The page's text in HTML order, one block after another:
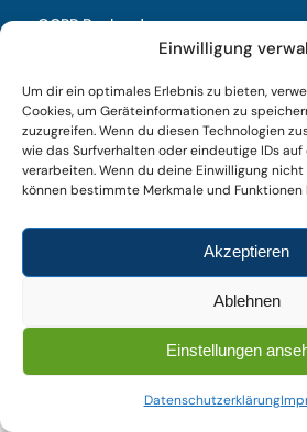
Einwilligung
Um dir ein optimales Erlebnis zu bieten,
Cookies, um Geräteinformationen zu
zuzugreifen. Wenn du diesen Technologien
wie das Surfverhalten oder eindeutige IDs
verarbeiten. Wenn du deine Einwilligung
können bestimmte Merkmale und
Akzeptieren
Ablehnen
Einstellungen
Datenschutzerklärung
OCPP Backend
Ein Unternehmen der Theißen-